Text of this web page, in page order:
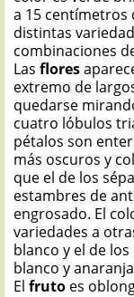
a 15 centímetros
distintas
combinaciones
Las flores
extremo de
quedarse
cuatro lóbulos
pétalos son
más oscuros y
que el de los
estambres de
engrosado. El
variedades a
blanco y el de
blanco y
El fruto es